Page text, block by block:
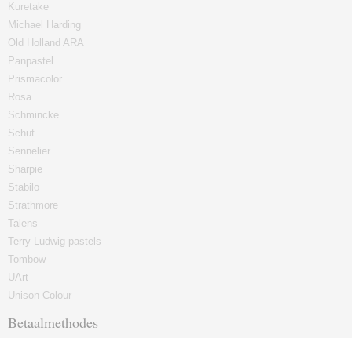
Kuretake
Michael Harding
Old Holland ARA
Panpastel
Prismacolor
Rosa
Schmincke
Schut
Sennelier
Sharpie
Stabilo
Strathmore
Talens
Terry Ludwig pastels
Tombow
UArt
Unison Colour
Betaalmethodes